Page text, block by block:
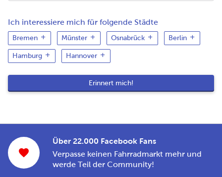
Ich interessiere mich für folgende Städte
Bremen Münster Osnabrück Berlin
Hamburg Hannover
Über 22.000 Facebook Fans
Verpasse keinen Fahrradmarkt mehr und
werde Teil der Community!